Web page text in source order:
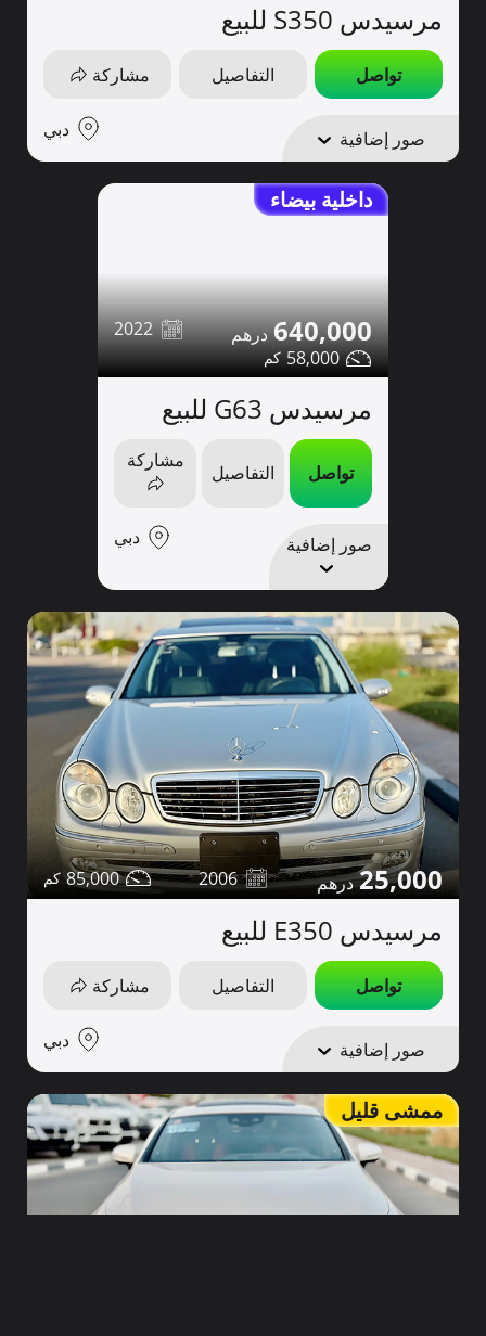
مرسيدس S350 للبيع
تواصل التفاصيل مشاركة
صور إضافية دبي
داخلية بيضاء
640,000
2022
58,000
مرسيدس G63 للبيع
تواصل التفاصيل
مشاركة
صور إضافية دبي
25,000
2006
85,000
مرسيدس E350 للبيع
تواصل التفاصيل مشاركة
صور إضافية دبي
ممشى قليل